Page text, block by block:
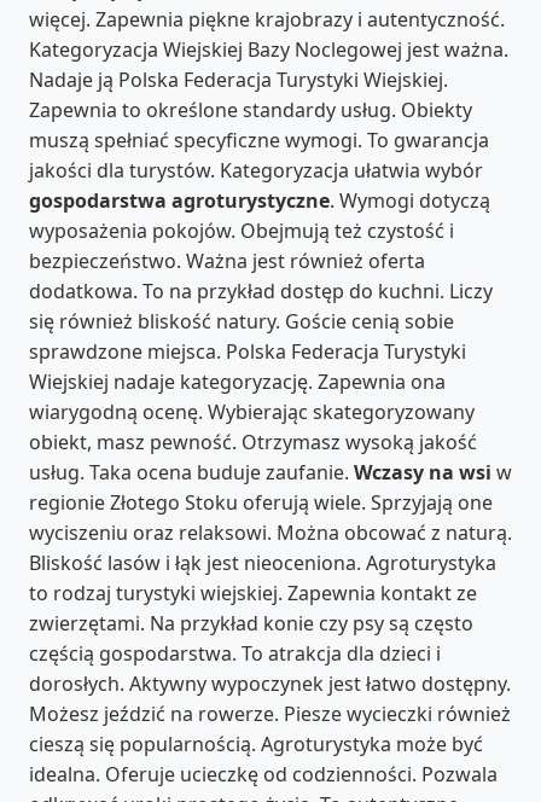
więcej. Zapewnia piękne krajobrazy i autentyczność.
Kategoryzacja Wiejskiej Bazy Noclegowej jest ważna.
Nadaje ją Polska Federacja Turystyki Wiejskiej.
Zapewnia to określone standardy usług. Obiekty
muszą spełniać specyficzne wymogi. To gwarancja
jakości dla turystów. Kategoryzacja ułatwia wybór
gospodarstwa agroturystyczne. Wymogi dotyczą
wyposażenia pokojów. Obejmują też czystość i
bezpieczeństwo. Ważna jest również oferta
dodatkowa. To na przykład dostęp do kuchni. Liczy
się również bliskość natury. Goście cenią sobie
sprawdzone miejsca. Polska Federacja Turystyki
Wiejskiej nadaje kategoryzację. Zapewnia ona
wiarygodną ocenę. Wybierając skategoryzowany
obiekt, masz pewność. Otrzymasz wysoką jakość
usług. Taka ocena buduje zaufanie. Wczasy na wsi w
regionie Złotego Stoku oferują wiele. Sprzyjają one
wyciszeniu oraz relaksowi. Można obcować z naturą.
Bliskość lasów i łąk jest nieoceniona. Agroturystyka
to rodzaj turystyki wiejskiej. Zapewnia kontakt ze
zwierzętami. Na przykład konie czy psy są często
częścią gospodarstwa. To atrakcja dla dzieci i
dorosłych. Aktywny wypoczynek jest łatwo dostępny.
Możesz jeździć na rowerze. Piesze wycieczki również
cieszą się popularnością. Agroturystyka może być
idealna. Oferuje ucieczkę od codzienności. Pozwala